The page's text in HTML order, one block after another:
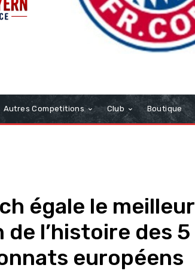
Autres Competitions Club Boutique
égale le meilleur
l’histoire des 5
européens